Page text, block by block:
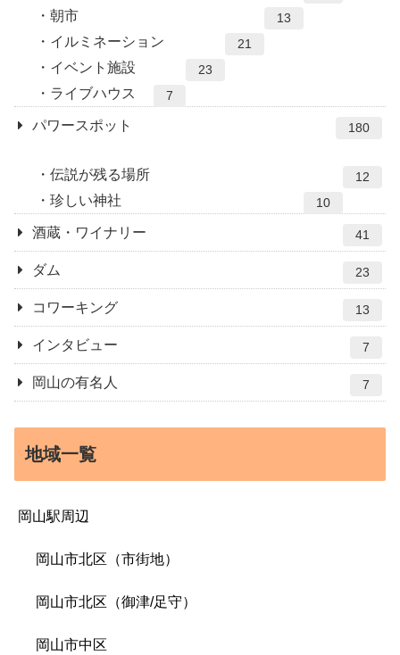
朝市 13
イルミネーション 21
イベント施設 23
ライブハウス 7
パワースポット 180
伝説が残る場所 12
珍しい神社 10
酒蔵・ワイナリー 41
ダム 23
コワーキング 13
インタビュー 7
岡山の有名人 7
地域一覧
岡山駅周辺
岡山市北区（市街地）
岡山市北区（御津/足守）
岡山市中区